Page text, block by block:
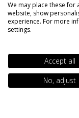
We may place these
website, show
experience. For more
settings.
Accept all
No, adjust